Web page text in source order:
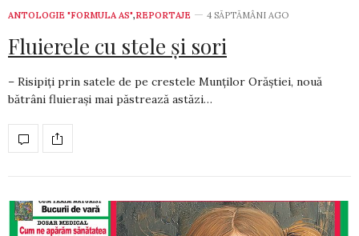
ANTOLOGIE "FORMULA AS",REPORTAJE 4 SĂPTĂMÂNI AGO
Fluierele cu stele şi sori
– Risipiţi prin satele de pe crestele Munţilor Orăştiei, nouă
bătrâni fluieraşi mai păstrează astăzi…